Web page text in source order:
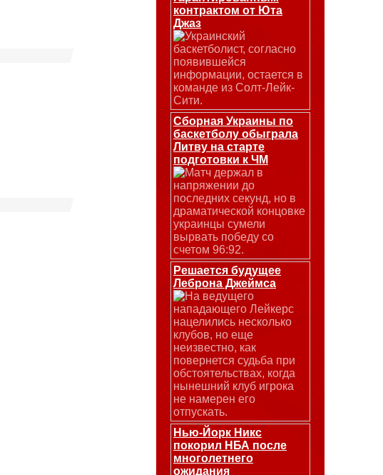
контрактом от Юта
Джаз
Украинский
баскетболист, согласно
появившейся
информации, остается в
команде из Солт-Лейк-
Сити.
Сборная Украины по
баскетболу обыграла
Литву на старте
подготовки к ЧМ
Матч держал в
напряжении до
последних секунд, но в
драматической концовке
украинцы сумели
вырвать победу со
счетом 96:92.
Решается будущее
Леброна Джеймса
На ведущего
нападающего Лейкерс
нацелились несколько
клубов, но еще
неизвестно, как
повернется судьба при
обстоятельствах, когда
нынешний клуб игрока
не намерен его
отпускать.
Нью-Йорк Никс
покорил НБА после
многолетнего
ожидания